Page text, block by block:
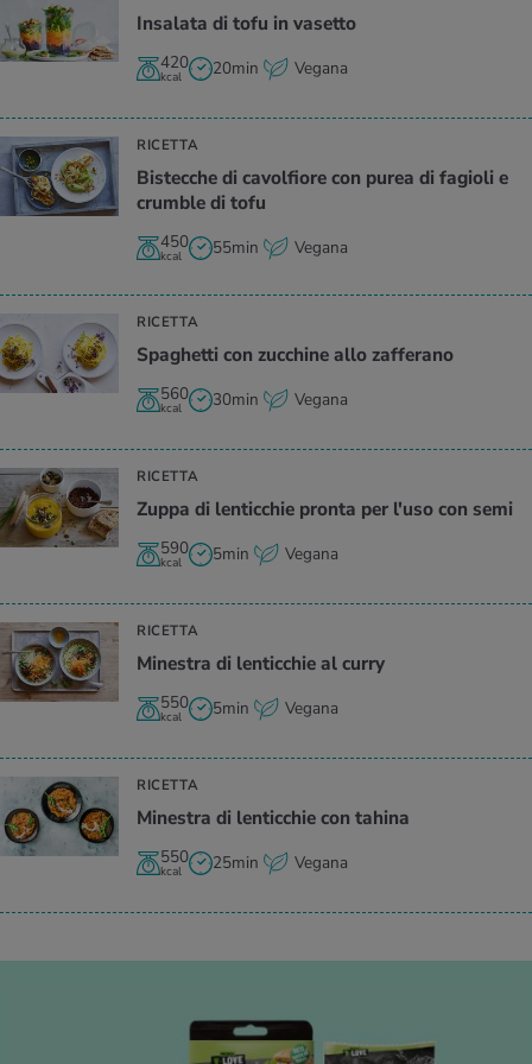
In­sa­la­ta di tofu in va­set­to
420
kcal 20min Vegana
RICETTA
Bi­stec­che di ca­vol­fio­re con purea di fa­gio­li e
crum­ble di tofu
450
kcal 55min Vegana
RICETTA
Spa­ghet­ti con zuc­chi­ne allo zaf­fe­ra­no
560
kcal 30min Vegana
RICETTA
Zuppa di len­tic­chie pron­ta per l'uso con semi
590
kcal 5min Vegana
RICETTA
Mi­ne­stra di len­tic­chie al curry
550
kcal 5min Vegana
RICETTA
Mi­ne­stra di len­tic­chie con ta­hi­na
550
kcal 25min Vegana